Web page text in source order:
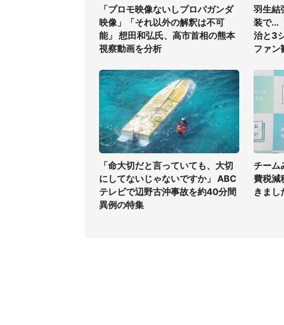
「プロモ映像ないしプロパガンダ
映像」「それ以外の解釈は不可
能」 想田和弘氏、高市首相の熊本
視察動画を分析
羽生結
装で...
治と3
ファン
「命大切だと言っていても、大切
にしてないじゃないですか」 ABC
テレビで辺野古沖事故を約40分間
異例の特集
チーム
費税減
きまし